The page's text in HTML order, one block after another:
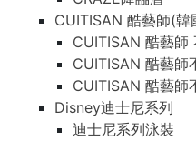
CUITISAN 酷藝師(韓
CUITISAN 酷藝師
CUITISAN 酷藝師
CUITISAN 酷藝師
Disney迪士尼系列
迪士尼系列泳裝